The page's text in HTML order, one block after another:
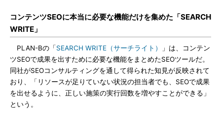
コンテンツSEOに本当に必要な機能だけを集めた「SEARCH
WRITE」
PLAN-Bの「SEARCH WRITE（サーチライト）
」は、コンテン
ツSEOで成果を出すために必要な機能をまとめたSEOツールだ。
同社がSEOコンサルティングを通して得られた知見が反映されて
おり、「リソースが足りていない状況の担当者でも、SEOで成果
を出せるように、正しい施策の実行回数を増やすことができる」
という。